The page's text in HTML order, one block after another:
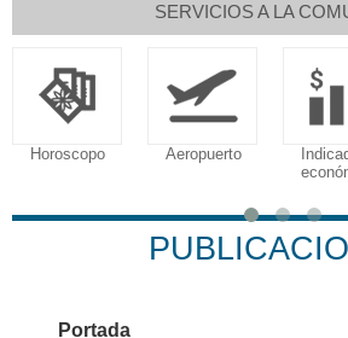
SERVICIOS A LA
Aeropuerto
Indicadores
Portada